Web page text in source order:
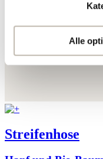
Ihre Daten werden
der
Sie auf "Kategorien
Indem Sie auf "Alle
die Zukunft widerrufen.
Alle
Streifenhose